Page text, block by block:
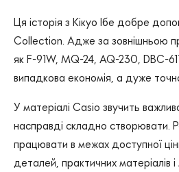
Ця історія з Кікуо Ібе добре
Collection. Адже за зовнішньою
як F-91W, MQ-24, AQ-230, DBC-
випадкова економія, а дуже
У матеріалі Casio звучить
насправді складно створювати.
працювати в межах доступної
деталей, практичних матеріалів